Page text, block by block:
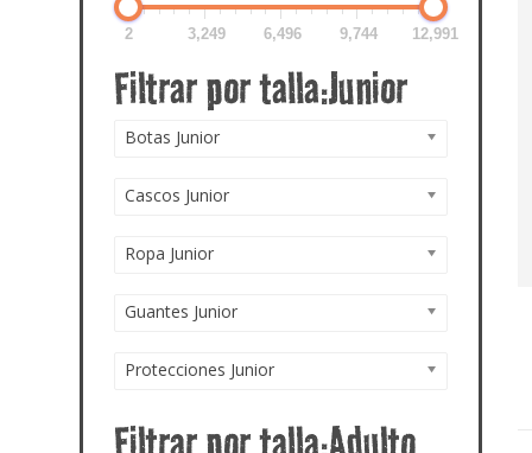
2 3,249 6,496 9,744 12,991
Botas Junior
Cascos Junior
Ropa Junior
Guantes Junior
Protecciones Junior